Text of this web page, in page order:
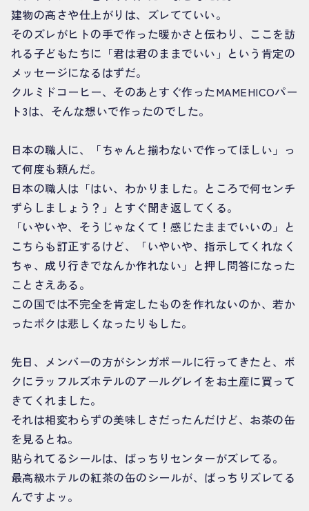
建物の高さや仕上がりは、ズレてていい。
そのズレがヒトの手で作った暖かさと伝わり、ここを訪
れる子どもたちに「君は君のままでいい」という肯定の
メッセージになるはずだ。
クルミドコーヒー、そのあとすぐ作ったMAMEHICOパー
ト3は、そんな想いで作ったのでした。
日本の職人に、「ちゃんと揃わないで作ってほしい」っ
て何度も頼んだ。
日本の職人は「はい、わかりました。ところで何センチ
ずらしましょう？」とすぐ聞き返してくる。
「いやいや、そうじゃなくて！感じたままでいいの」と
こちらも訂正するけど、「いやいや、指示してくれなく
ちゃ、成り行きでなんか作れない」と押し問答になった
ことさえある。
この国では不完全を肯定したものを作れないのか、若か
ったボクは悲しくなったりもした。
先日、メンバーの方がシンガポールに行ってきたと、ボ
クにラッフルズホテルのアールグレイをお土産に買って
きてくれました。
それは相変わらずの美味しさだったんだけど、お茶の缶
を見るとね。
貼られてるシールは、ばっちりセンターがズレてる。
最高級ホテルの紅茶の缶のシールが、ばっちりズレてる
んですよッ。